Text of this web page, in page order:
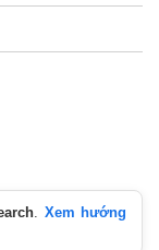
. Xem hướng